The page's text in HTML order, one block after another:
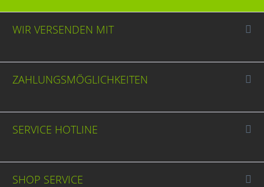
WIR VERSENDEN MIT
ZAHLUNGSMÖGLICHKEITEN
SERVICE HOTLINE
SHOP SERVICE